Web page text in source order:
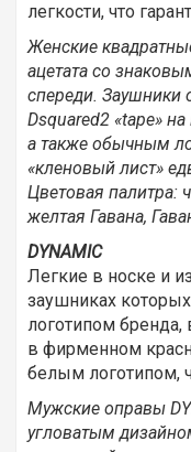
легкости, что
Женские
ацетата со
спереди.
Dsquared2 «tape»
а также обычным
«кленовый лист»
Цветовая палитра:
желтая Гавана,
DYNAMIC
Легкие в носке и
заушниках
логотипом
в фирменном
белым логотипом,
Мужские оправы
угловатым